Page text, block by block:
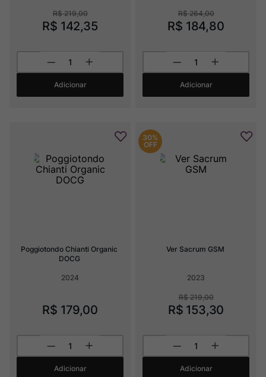
R$ 219,00
R$ 142,35
Adicionar
R$ 264,00
R$ 184,80
Adicionar
Poggiotondo Chianti Organic
DOCG
2024
R$ 179,00
Adicionar
30%
OFF
Ver Sacrum GSM
2023
R$ 219,00
R$ 153,30
Adicionar